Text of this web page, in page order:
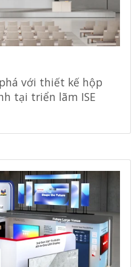
với thiết kế hộp
tại triển lãm ISE